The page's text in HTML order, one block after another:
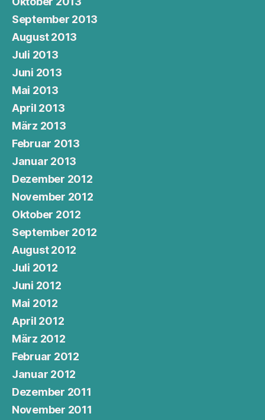
September 2013
August 2013
Juli 2013
Juni 2013
Mai 2013
April 2013
März 2013
Februar 2013
Januar 2013
Dezember 2012
November 2012
Oktober 2012
September 2012
August 2012
Juli 2012
Juni 2012
Mai 2012
April 2012
März 2012
Februar 2012
Januar 2012
Dezember 2011
November 2011